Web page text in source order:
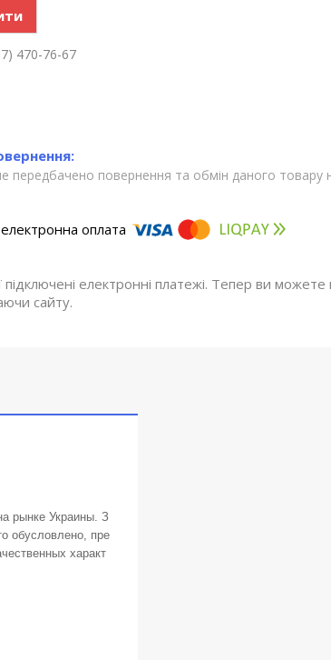
470-76-67
передбачено повернення та обмін даного товару
підключені електронні платежі. Тепер ви
сайту.
рынке Украины. З
обусловлено, пре
характ